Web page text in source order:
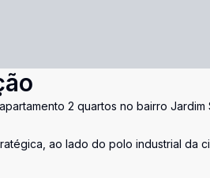
2 quartos no bairro
ao lado do polo industrial da